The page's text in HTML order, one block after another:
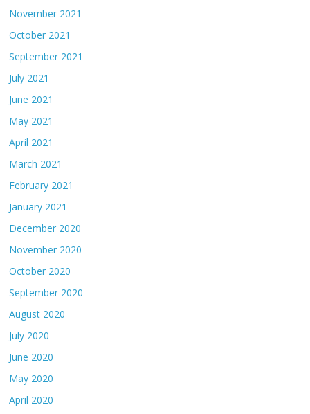
November 2021
October 2021
September 2021
July 2021
June 2021
May 2021
April 2021
March 2021
February 2021
January 2021
December 2020
November 2020
October 2020
September 2020
August 2020
July 2020
June 2020
May 2020
April 2020